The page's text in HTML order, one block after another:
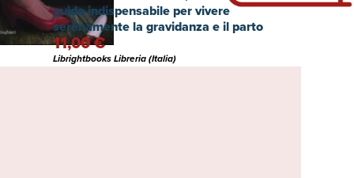
guida indispensabile per vivere
serenamente la gravidanza e il parto
11,00 €
Librightbooks Libreria (Italia)